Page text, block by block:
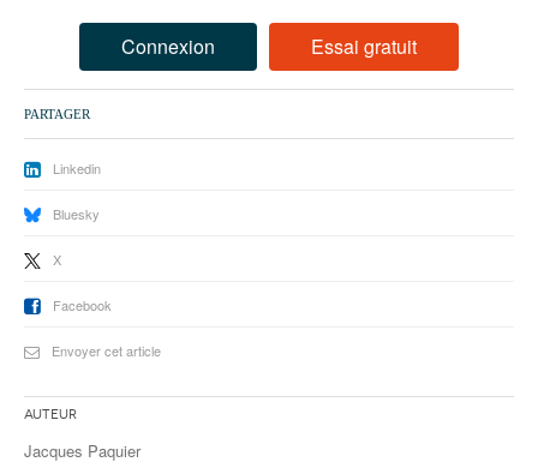
Connexion Essai gratuit
PARTAGER
Linkedin
Bluesky
X
Facebook
Envoyer cet article
Auteur
Jacques Paquier